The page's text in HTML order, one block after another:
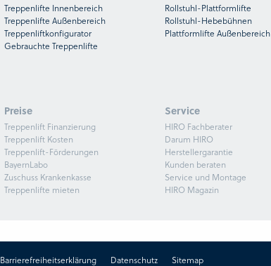
Treppenlifte Innenbereich
Treppenlifte Außenbereich
Treppenliftkonfigurator
Gebrauchte Treppenlifte
Rollstuhl-Plattformlifte
Rollstuhl-Hebebühnen
Plattformlifte Außenbereich
Preise
Treppenlift Finanzierung
Treppenlift Kosten
Treppenlift-Förderungen
BayernLabo
Zuschuss Krankenkasse
Treppenlifte mieten
Service
HIRO Fachberater
Darum HIRO
Herstellergarantie
Kunden beraten
Service und Montage
HIRO Magazin
Barrierefreiheitserklärung Datenschutz Sitemap